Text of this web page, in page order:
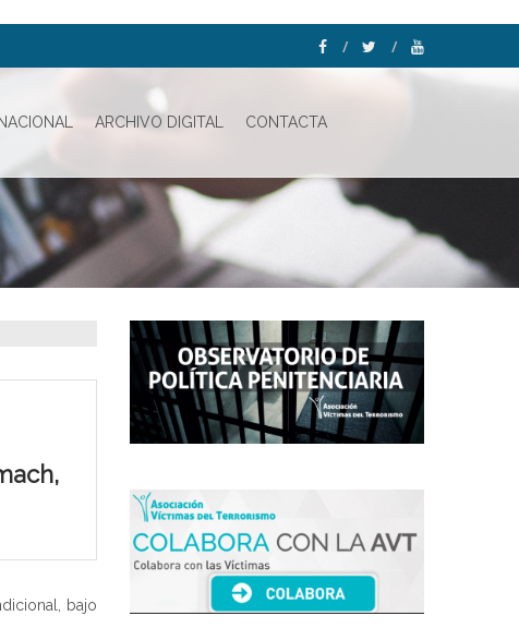
ARCHIVO DIGITAL CONTACTA
bajo